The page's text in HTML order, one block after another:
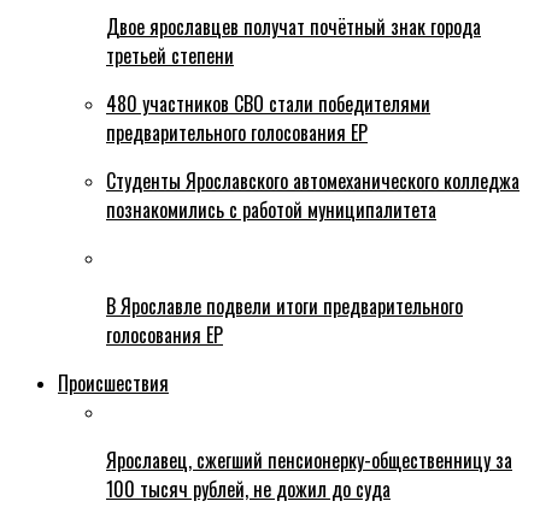
Двое ярославцев получат почётный знак города
третьей степени
480 участников СВО стали победителями
предварительного голосования ЕР
Студенты Ярославского автомеханического колледжа
познакомились с работой муниципалитета
В Ярославле подвели итоги предварительного
голосования ЕР
Происшествия
Ярославец, сжегший пенсионерку-общественницу за
100 тысяч рублей, не дожил до суда